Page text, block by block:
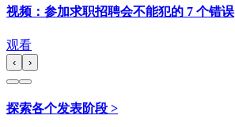
视频：参加求职招聘会不能犯的 7 个错误
观看
‹ ›
探索各个发表阶段 >